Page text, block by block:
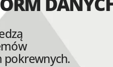
pokrewnych.